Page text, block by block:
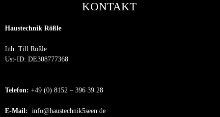
KONTAKT
Haustechnik Rößle
Inh. Till Rößle
Ust-ID: DE308777368
Telefon: +49 (0) 8152 – 396 39 28
E-Mail: info@haustechnik5seen.de